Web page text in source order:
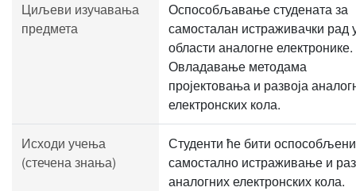
Циљеви изучавања
предмета
Оспособљавање студената за
самосталан истраживачки рад
области аналогне електронике.
Овладавање методама
пројектовања и развоја
електронских кола.
Исходи учења
(стечена знања)
Студенти ће бити
самостално истраживање и
аналогних електронских кола.